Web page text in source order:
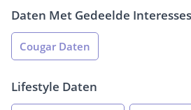
Daten Met Gedeelde Interesses
Cougar Daten
Lifestyle Daten